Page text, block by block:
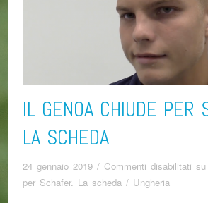
IL GENOA CHIUDE PER
LA SCHEDA
24 gennaio 2019 / Commenti disabilitati
per Schafer. La scheda / Ungheria